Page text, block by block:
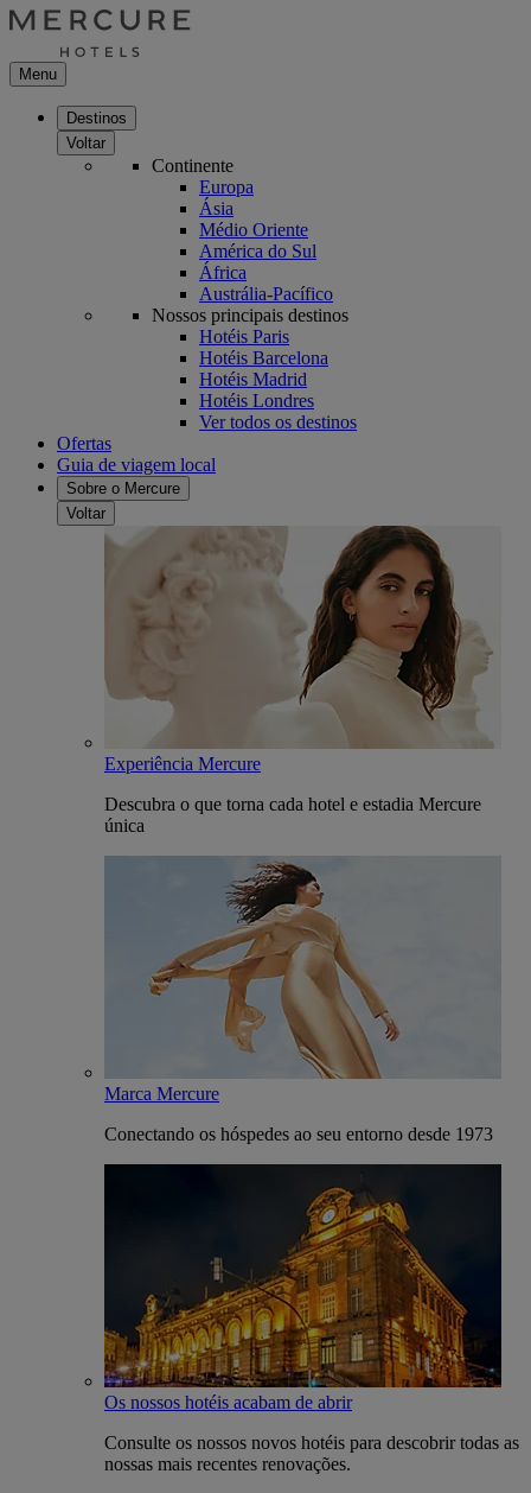
Menu
Destinos
Voltar
Continente
Europa
Ásia
Médio Oriente
América do Sul
África
Austrália-Pacífico
Nossos principais destinos
Hotéis Paris
Hotéis Barcelona
Hotéis Madrid
Hotéis Londres
Ver todos os destinos
Ofertas
Guia de viagem local
Sobre o Mercure
Voltar
Experiência Mercure
Descubra o que torna cada hotel e estadia Mercure
única
Marca Mercure
Conectando os hóspedes ao seu entorno desde 1973
Os nossos hotéis acabam de abrir
Consulte os nossos novos hotéis para descobrir todas as
nossas mais recentes renovações.